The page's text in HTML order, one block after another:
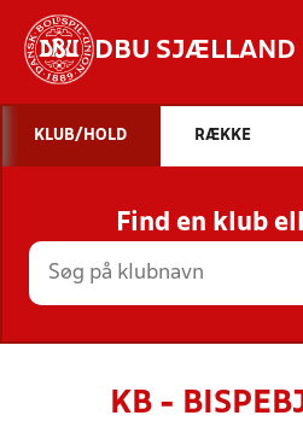
DBU SJÆLLAND
STILLINGER,
HOLD
KLUB/HOLD RÆKKE
Find en klub
KB -